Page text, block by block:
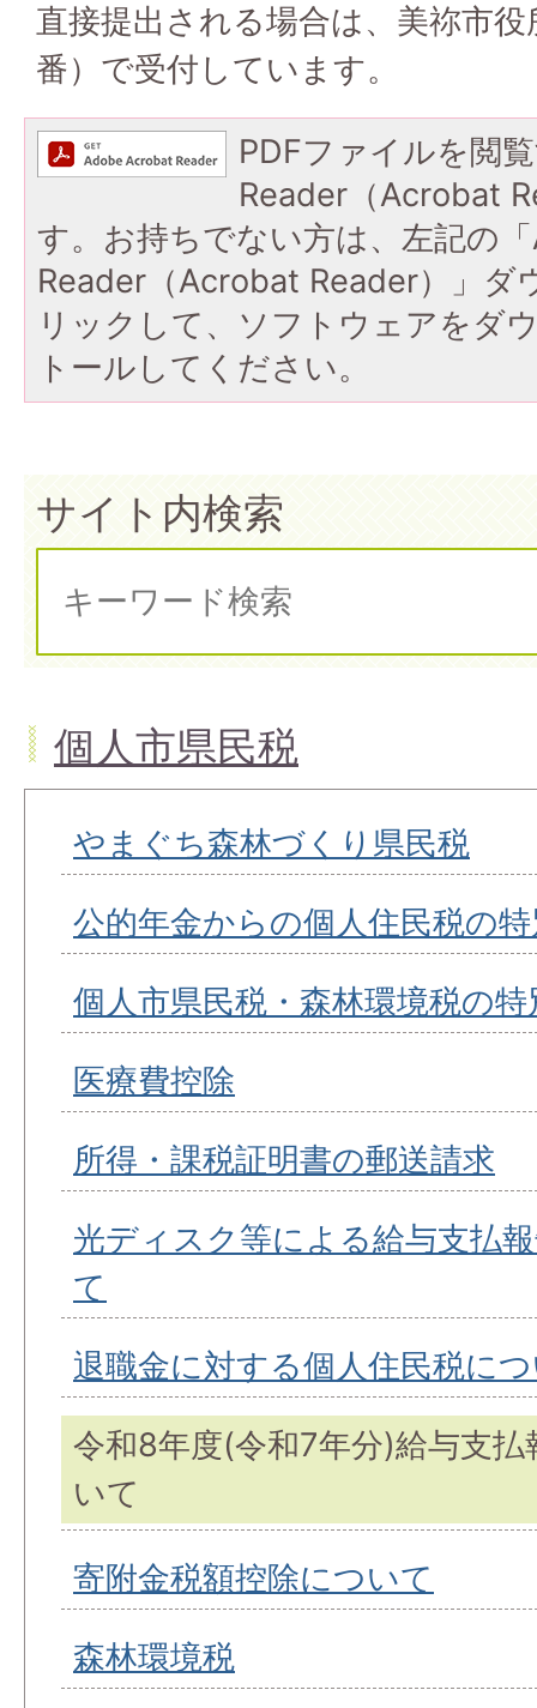
直接提出される場合は、美祢市
番）で受付しています。
PDFファイルを閲
Reader（Acrobat
す。お持ちでない方は、左記の
Reader（Acrobat Reader）」ダ
リックして、ソフトウェアをダ
トールしてください。
サイト内検索
個人市県民税
やまぐち森林づくり県民税
公的年金からの個人住民税の
個人市県民税・森林環境税の
医療費控除
所得・課税証明書の郵送請求
光ディスク等による給与支払
て
退職金に対する個人住民税に
令和8年度(令和7年分)給与支
いて
寄附金税額控除について
森林環境税